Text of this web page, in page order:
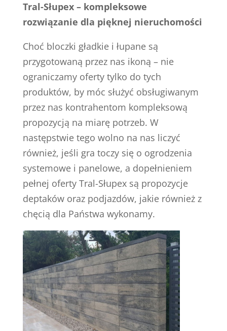
Tral-Słupex – kompleksowe
rozwiązanie dla pięknej nieruchomości
Choć bloczki gładkie i łupane są
przygotowaną przez nas ikoną – nie
ograniczamy oferty tylko do tych
produktów, by móc służyć obsługiwanym
przez nas kontrahentom kompleksową
propozycją na miarę potrzeb. W
następstwie tego wolno na nas liczyć
również, jeśli gra toczy się o ogrodzenia
systemowe i panelowe, a dopełnieniem
pełnej oferty Tral-Słupex są propozycje
deptaków oraz podjazdów, jakie również z
chęcią dla Państwa wykonamy.